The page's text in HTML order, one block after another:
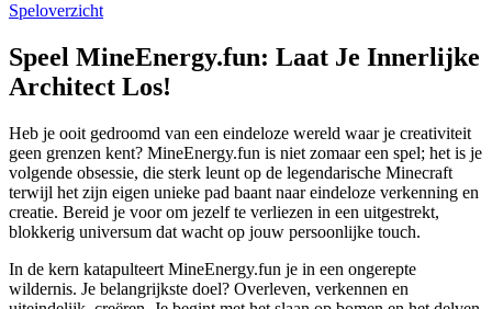
Speloverzicht
Speel MineEnergy.fun: Laat Je Innerlijke
Architect Los!
Heb je ooit gedroomd van een eindeloze wereld waar je creativiteit
geen grenzen kent? MineEnergy.fun is niet zomaar een spel; het is je
volgende obsessie, die sterk leunt op de legendarische Minecraft
terwijl het zijn eigen unieke pad baant naar eindeloze verkenning en
creatie. Bereid je voor om jezelf te verliezen in een uitgestrekt,
blokkerig universum dat wacht op jouw persoonlijke touch.
In de kern katapulteert MineEnergy.fun je in een ongerepte
wildernis. Je belangrijkste doel? Overleven, verkennen en